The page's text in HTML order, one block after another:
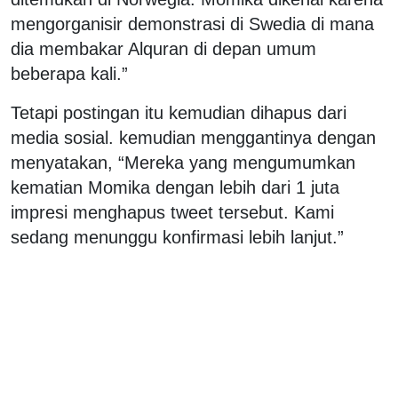
mengorganisir demonstrasi di Swedia di mana
dia membakar Alquran di depan umum
beberapa kali.”
Tetapi postingan itu kemudian dihapus dari
media sosial. kemudian menggantinya dengan
menyatakan, “Mereka yang mengumumkan
kematian Momika dengan lebih dari 1 juta
impresi menghapus tweet tersebut. Kami
sedang menunggu konfirmasi lebih lanjut.”